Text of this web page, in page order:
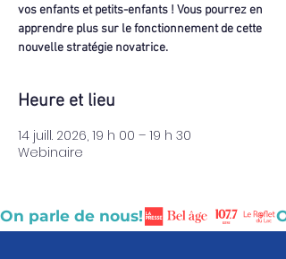
vos enfants et petits-enfants ! Vous pourrez en
apprendre plus sur le fonctionnement de cette
nouvelle stratégie novatrice.
Heure et lieu
14 juill. 2026, 19 h 00 – 19 h 30
Webinaire
On parle de nous!